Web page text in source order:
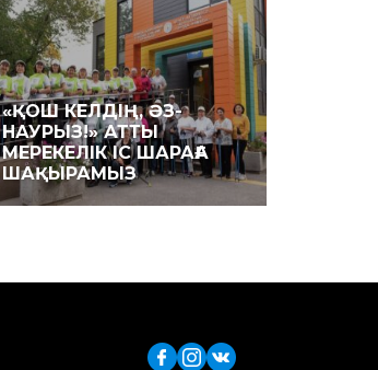
«ҚОШ КЕЛДІҢ, ӘЗ-
НАУРЫЗ!» АТТЫ
МЕРЕКЕЛІК ІС ШАРАҒА
ШАҚЫРАМЫЗ